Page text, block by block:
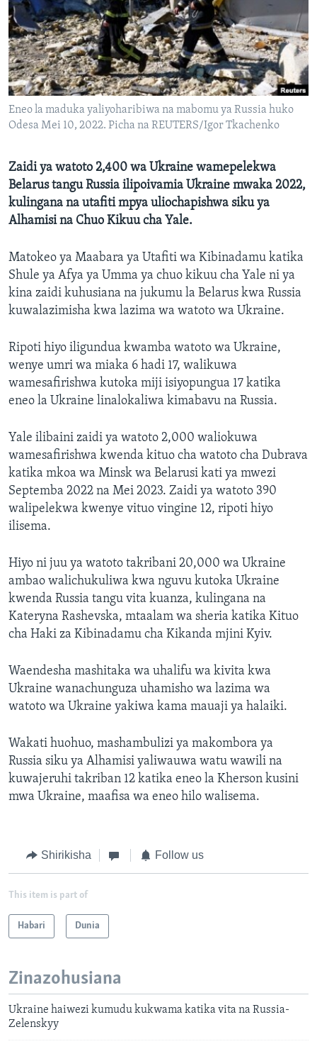
Eneo la maduka yaliyoharibiwa na mabomu ya Russia huko
Odesa Mei 10, 2022. Picha na REUTERS/Igor Tkachenko
Zaidi ya watoto 2,400 wa Ukraine wamepelekwa
Belarus tangu Russia ilipoivamia Ukraine mwaka 2022,
kulingana na utafiti mpya uliochapishwa siku ya
Alhamisi na Chuo Kikuu cha Yale.
Matokeo ya Maabara ya Utafiti wa Kibinadamu katika
Shule ya Afya ya Umma ya chuo kikuu cha Yale ni ya
kina zaidi kuhusiana na jukumu la Belarus kwa Russia
kuwalazimisha kwa lazima wa watoto wa Ukraine.
Ripoti hiyo iligundua kwamba watoto wa Ukraine,
wenye umri wa miaka 6 hadi 17, walikuwa
wamesafirishwa kutoka miji isiyopungua 17 katika
eneo la Ukraine linalokaliwa kimabavu na Russia.
Yale ilibaini zaidi ya watoto 2,000 waliokuwa
wamesafirishwa kwenda kituo cha watoto cha Dubrava
katika mkoa wa Minsk wa Belarusi kati ya mwezi
Septemba 2022 na Mei 2023. Zaidi ya watoto 390
walipelekwa kwenye vituo vingine 12, ripoti hiyo
ilisema.
Hiyo ni juu ya watoto takribani 20,000 wa Ukraine
ambao walichukuliwa kwa nguvu kutoka Ukraine
kwenda Russia tangu vita kuanza, kulingana na
Kateryna Rashevska, mtaalam wa sheria katika Kituo
cha Haki za Kibinadamu cha Kikanda mjini Kyiv.
Waendesha mashitaka wa uhalifu wa kivita kwa
Ukraine wanachunguza uhamisho wa lazima wa
watoto wa Ukraine yakiwa kama mauaji ya halaiki.
Wakati huohuo, mashambulizi ya makombora ya
Russia siku ya Alhamisi yaliwauwa watu wawili na
kuwajeruhi takriban 12 katika eneo la Kherson kusini
mwa Ukraine, maafisa wa eneo hilo walisema.
Shirikisha Follow us
This item is part of
Habari Dunia
Zinazohusiana
Ukraine haiwezi kumudu kukwama katika vita na Russia-
Zelenskyy